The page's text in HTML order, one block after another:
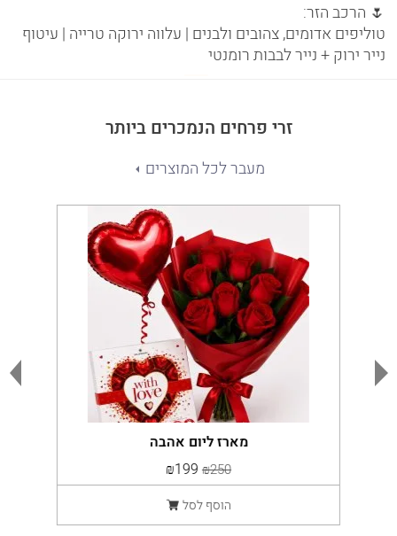
🌷 הרכב הזר:
טוליפים אדומים, צהובים ולבנים | עלווה ירוקה טרייה | עיטוף
נייר ירוק + נייר לבבות רומנטי
זרי פרחים הנמכרים ביותר
מעבר לכל המוצרים
מארז ליום אהבה
₪250
₪199
הוסף לסל